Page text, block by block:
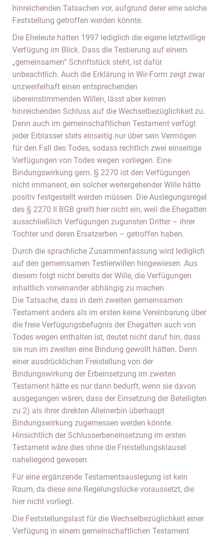
hinreichenden Tatsachen vor, aufgrund derer eine solche
Feststellung getroffen werden könnte.
Die Eheleute hatten 1997 lediglich die eigene letztwillige
Verfügung im Blick. Dass die Testierung auf einem
„gemeinsamen“ Schriftstück steht, ist dafür
unbeachtlich. Auch die Erklärung in Wir-Form zeigt zwar
unzweifelhaft einen entsprechenden
übereinstimmenden Willen, lässt aber keinen
hinreichenden Schluss auf die Wechselbezüglichkeit zu.
Denn auch im gemeinschaftlichen Testament verfügt
jeder Erblasser stets einseitig nur über sein Vermögen
für den Fall des Todes, sodass rechtlich zwei einseitige
Verfügungen von Todes wegen vorliegen. Eine
Bindungswirkung gem. § 2270 ist den Verfügungen
nicht immanent, ein solcher weitergehender Wille hätte
positiv festgestellt werden müssen. Die Auslegungsregel
des § 2270 II BGB greift hier nicht ein, weil die Ehegatten
ausschließlich Verfügungen zugunsten Dritter – ihrer
Tochter und deren Ersatzerben – getroffen haben.
Durch die sprachliche Zusammenfassung wird lediglich
auf den gemeinsamen Testierwillen hingewiesen. Aus
diesem folgt nicht bereits der Wille, die Verfügungen
inhaltlich voneinander abhängig zu machen.
Die Tatsache, dass in dem zweiten gemeinsamen
Testament anders als im ersten keine Vereinbarung über
die freie Verfügungsbefugnis der Ehegatten auch von
Todes wegen enthalten ist, deutet nicht daruf hin, dass
sie nun im zweiten eine Bindung gewollt hätten. Denn
einer ausdrücklichen Freistellung von der
Bindungswirkung der Erbeinsetzung im zweiten
Testament hätte es nur dann bedurft, wenn sie davon
ausgegangen wären, dass der Einsetzung der Beteiligten
zu 2) als ihrer direkten Alleinerbin überhaupt
Bindungswirkung zugemessen werden könnte.
Hinsichtlich der Schlusserbeneinsetzung im ersten
Testament wäre dies ohne die Freistellungsklausel
naheliegend gewesen.
Für eine ergänzende Testamentsauslegung ist kein
Raum, da diese eine Regelungslücke voraussetzt, die
hier nicht vorliegt.
Die Feststellungslast für die Wechselbezüglichkeit einer
Verfügung in einem gemeinschaftlichen Testament